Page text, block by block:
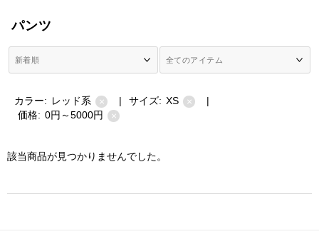
パンツ
カラー: レッド系 × | サイズ: XS ×
|
価格: 0円～5000円 ×
該当商品が見つかりませんでした。